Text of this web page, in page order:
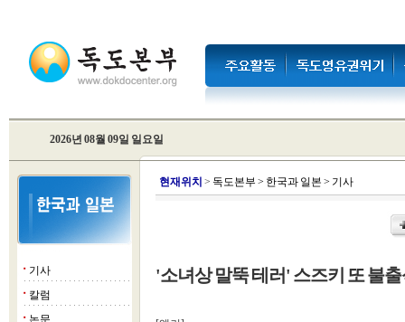
2026년 08월 09일 일요일
■ 기사
■ 칼럼
■ 논문
현재위치 > 독도본부 > 한국과 일본 > 기사
'소녀상 말뚝 테러' 스즈키 또 불